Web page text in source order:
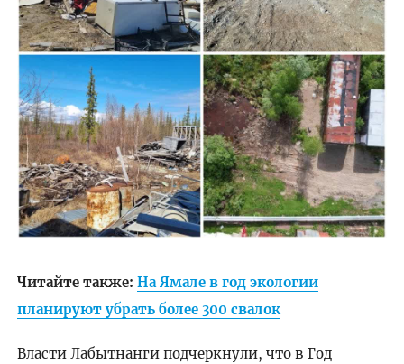
Читайте также: На Ямале в год экологии
планируют убрать более 300 свалок
Власти Лабытнанги подчеркнули, что в Год